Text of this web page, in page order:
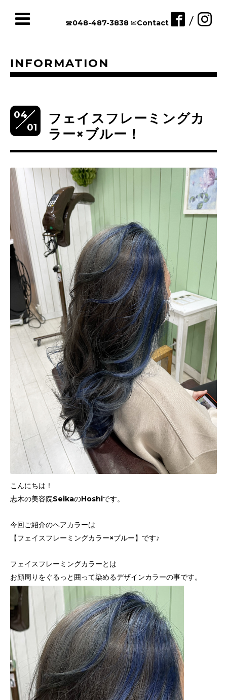
☎︎048-487-3838 ✉︎Contact /
INFORMATION
04
01
フェイスフレーミングカ
ラー×ブルー！
こんにちは！
志木の美容院SeikaのHoshiです。
今回ご紹介のヘアカラーは
【フェイスフレーミングカラー×ブルー】です♪
フェイスフレーミングカラーとは
お顔周りをぐるっと囲って染めるデザインカラーの事です。